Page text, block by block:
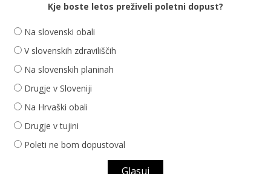
Kje boste letos preživeli poletni dopust?
Na slovenski obali
V slovenskih zdraviliščih
Na slovenskih planinah
Drugje v Sloveniji
Na Hrvaški obali
Drugje v tujini
Poleti ne bom dopustoval